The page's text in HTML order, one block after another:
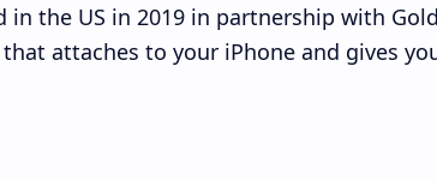
in the US in 2019 in partnership with
attaches to your iPhone and gives